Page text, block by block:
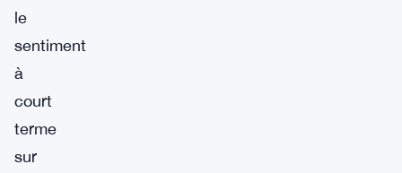
le
sentiment
à
court
terme
sur